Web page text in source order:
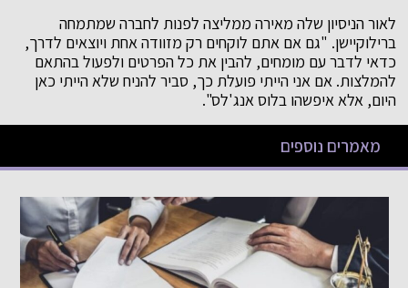
לאור הניסיון שלה מאירה ממליצה לפנות לחברה שמתמחה
ברילוקיישן. "גם אם אתם לוקחים רק מזוודה אחת ויוצאים לדרך,
כדאי לדבר עם מומחים, להבין את כל הפרטים ולפעול בהתאם
להמלצות. אם אני הייתי פועלת כך, סביר להניח שלא הייתי כאן
היום, אלא איפשהו בלוס אנג'לס".
מאמרים נוספים